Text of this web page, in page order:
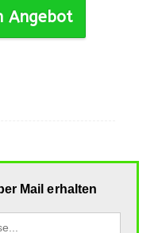
Angebot
Mail erhalten